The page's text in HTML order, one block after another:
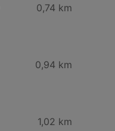
0,74 km
0,94 km
1,02 km